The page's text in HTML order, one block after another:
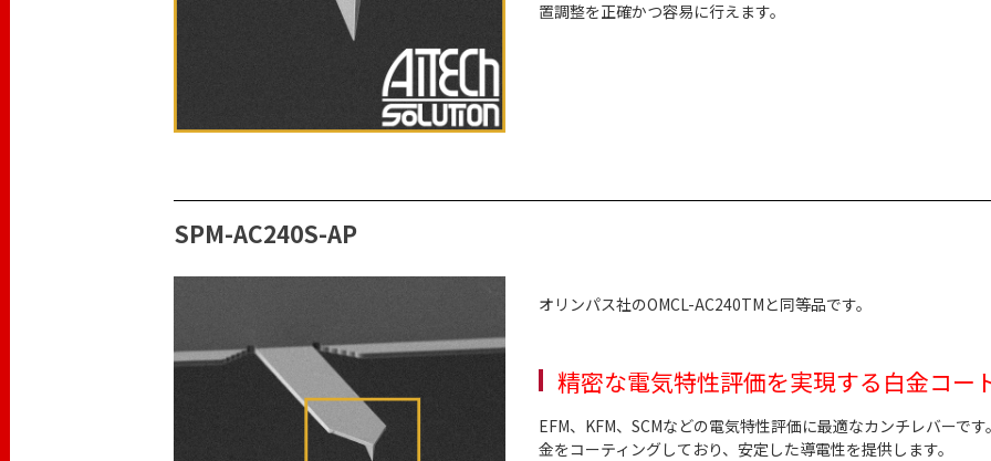
置調整を正確かつ容易に行えます。
SPM-AC240S-AP
オリンパス社のOMCL-AC240TMと同等品です。
精密な電気特性評価を実現する白金コー
EFM、KFM、SCMなどの電気特性評価に最適なカンチレバーで
金をコーティングしており、安定した導電性を提供します。